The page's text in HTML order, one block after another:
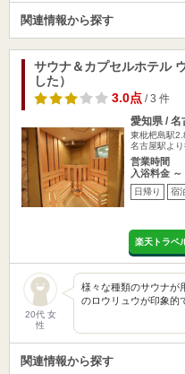
関連情報から探す
サウナ＆カプセルホテル
した）
3.0点/ 3 件
愛知県 / 名
東枇杷島駅
名古屋駅よ
営業時間
入浴料金 ～
日帰り 宿
楽天トラベ
20代 女
性
様々な種類のサウナが
のロウリュウが印象的
関連情報から探す